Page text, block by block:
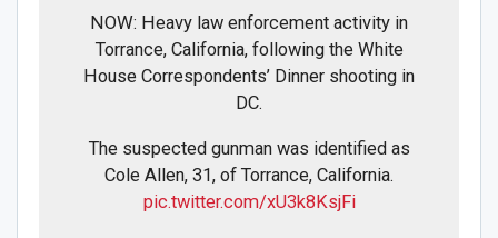
NOW: Heavy law enforcement activity in
Torrance, California, following the White
House Correspondents’ Dinner shooting in
DC.
The suspected gunman was identified as
Cole Allen, 31, of Torrance, California.
pic.twitter.com/xU3k8KsjFi